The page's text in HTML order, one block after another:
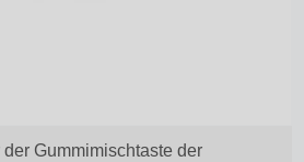
der Gummimischtaste der